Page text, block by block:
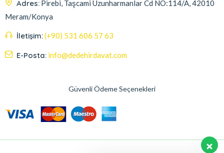
Adres: Pirebi, Taşcami Uzunharmanlar Cd NO:114/A, 42010
Meram/Konya
İletişim:(+90) 531 606 57 63
E-Posta: info@dedehirdavat.com
Güvenli Ödeme Seçenekleri
yanıtlamak için burada. Bize herşeyi